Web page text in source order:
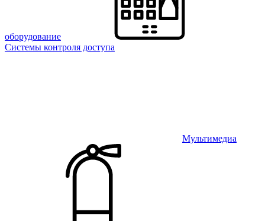
оборудование
Системы контроля доступа
Мультимедиа